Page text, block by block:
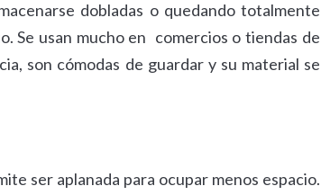
dobladas o quedando totalmente
Se usan mucho en comercios o tiendas de
son cómodas de guardar y su material se
ser aplanada para ocupar menos espacio.